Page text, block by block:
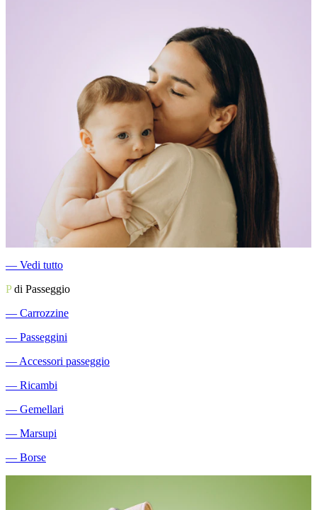
― Vedi tutto
Pdi Passeggio
― Carrozzine
― Passeggini
― Accessori passeggio
― Ricambi
― Gemellari
― Marsupi
― Borse